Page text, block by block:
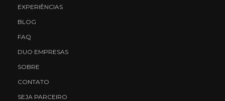
EXPERIÊNCIAS
BLOG
FAQ
DUO EMPRESAS
SOBRE
CONTATO
SEJA PARCEIRO